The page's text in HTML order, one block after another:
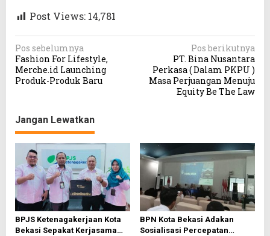
Post Views: 14,781
N
a
v
g
a
s
i
p
o
s
Pos sebelumnya
Fashion For Lifestyle,
Merche.id Launching
Produk-Produk Baru
Pos berikutnya
PT. Bina Nusantara
Perkasa ( Dalam PKPU )
Masa Perjuangan Menuju
Equity Be The Law
Jangan Lewatkan
BPJS Ketenagakerjaan Kota
Bekasi Sepakat Kerjasama
BPN Kota Bekasi Adakan
Sosialisasi Percepatan